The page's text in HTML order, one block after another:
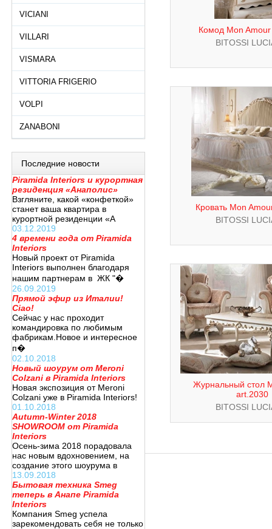
VICIANI
VILLARI
VISMARA
VITTORIA FRIGERIO
VOLPI
ZANABONI
Последние новости
Piramida Interiors и курортная
резиденция «Анаполис»
Взгляните, какой «конфеткой»
станет ваша квартира в
курортной резиденции «А
03.12.2019
4 времени года от Piramida
Interiors
Новый проект от Piramida
Interiors выполнен благодаря
нашим партнерам в ЖК "�
26.09.2019
Прямой эфир из Италии!
Ciao!
Сейчас у нас проходит
командировка по любимым
фабрикам.Новое и интересное
п�
02.10.2018
Новый шоурум от Meroni
Colzani в Piramida Interiors
Новая экспозиция от Meroni
Colzani уже в Piramida Interiors!
01.10.2018
Autumn-Winter 2018
SHOWROOM от Piramida
Interiors
Осень-зима 2018 порадовала
нас новым вдохновением, на
создание этого шоурума в
13.09.2018
Бытовая техника Smeg
теперь в Анапе Piramida
Interiors
Компания Smeg успела
зарекомендовать себя не только
Комод Mon
BITOSSI
Кровать Mon
BITOSSI
Журнальный стол
art.2030
BITOSSI